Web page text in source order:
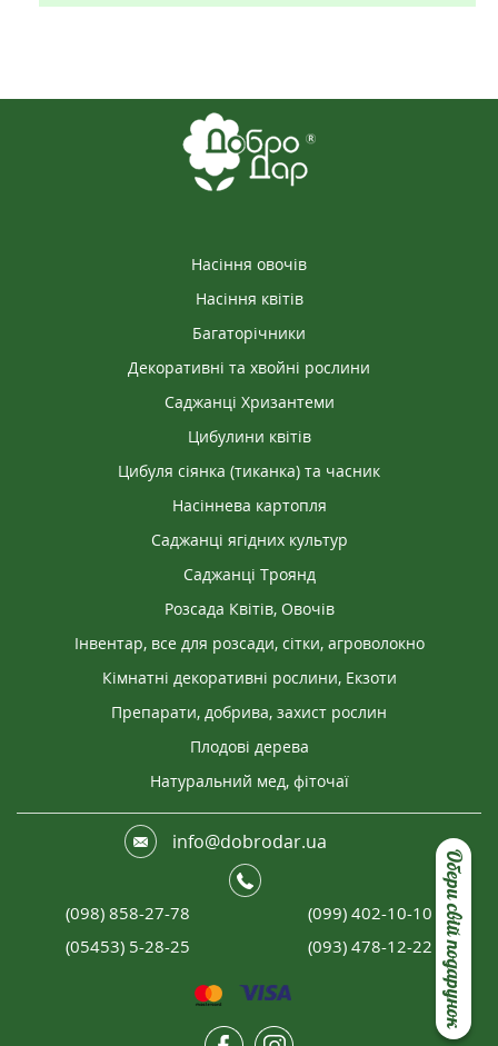
Обери свій подарунок
Чудові томати ,дуже хочу їх придбати.
Насіння овочів
Насіння квітів
Багаторічники
Декоративні та хвойні рослини
Саджанці Хризантеми
Цибулини квітів
Цибуля сіянка (тиканка) та часник
Насіннева картопля
Саджанці ягідних культур
Саджанці Троянд
Розсада Квітів, Овочів
Інвентар, все для розсади, сітки, агроволокно
Кімнатні декоративні рослини, Екзоти
Препарати, добрива, захист рослин
Плодові дерева
Натуральний мед, фіточаї
info@dobrodar.ua
(098) 858-27-78
(099) 402-10-10
(05453) 5-28-25
(093) 478-12-22